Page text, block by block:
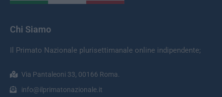
Chi Siamo
Il Primato Nazionale plurisettimanale online indipendente;
Via Pantaleoni 33, 00166 Roma.
info@ilprimatonazionale.it